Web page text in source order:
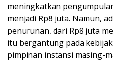
meningkatkan
menjadi Rp8 juta. Namun,
penurunan, dari Rp8 juta
itu bergantung pada
pimpinan instansi masing-